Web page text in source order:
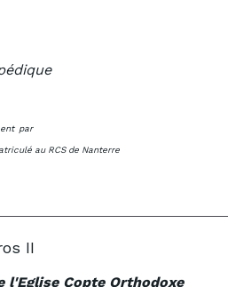
par
au RCS de Nanterre
II
l'Eglise Copte Orthodoxe